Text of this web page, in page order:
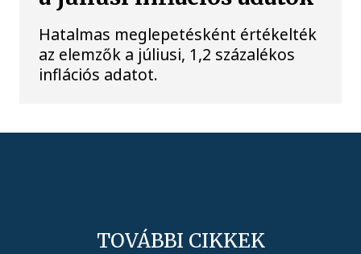
Hatalmas meglepetésként értékelték
az elemzők a júliusi, 1,2 százalékos
inflációs adatot.
TOVÁBBI CIKKEK